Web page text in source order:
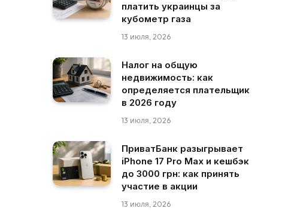
платить украинцы за
кубометр газа
13 июля, 2026
Налог на общую
недвижимость: как
определяется плательщик
в 2026 году
13 июля, 2026
ПриватБанк разыгрывает
iPhone 17 Pro Max и кешбэк
до 3000 грн: как принять
участие в акции
13 июля, 2026